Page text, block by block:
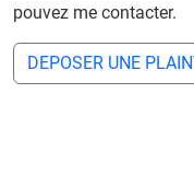
pouvez me contacter.
DEPOSER UNE